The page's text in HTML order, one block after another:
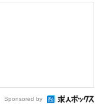
Sponsored by